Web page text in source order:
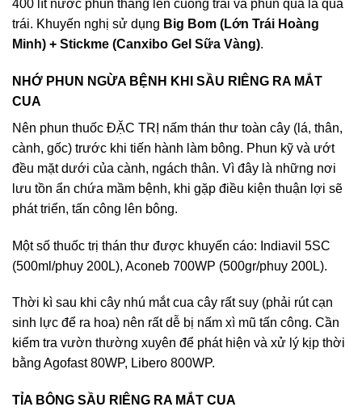
400 lít nước phun thẳng lên cuống trái và phun qua lá qua
trái. Khuyến nghị sử dụng Big Bom (Lớn Trái Hoàng
Minh) + Stickme (Canxibo Gel Sữa Vàng).
NHỚ PHUN NGỪA BỆNH KHI SẦU RIÊNG RA MẮT
CUA
Nên phun thuốc ĐẶC TRỊ nấm thán thư toàn cây (lá, thân,
cành, gốc) trước khi tiến hành làm bông. Phun kỹ và ướt
đều mặt dưới của cành, ngách thân. Vì đây là những nơi
lưu tồn ẩn chứa mầm bệnh, khi gặp điều kiện thuận lợi sẽ
phát triển, tấn công lên bông.
Một số thuốc trị thán thư được khuyến cáo: Indiavil 5SC
(500ml/phuy 200L), Aconeb 700WP (500gr/phuy 200L).
Thời kì sau khi cây nhú mắt cua cây rất suy (phải rút cạn
sinh lực để ra hoa) nên rất dễ bị nấm xì mũ tấn công. Cần
kiểm tra vườn thường xuyên để phát hiện và xử lý kịp thời
bằng Agofast 80WP, Libero 800WP.
TỈA BÔNG SẦU RIÊNG RA MẮT CUA